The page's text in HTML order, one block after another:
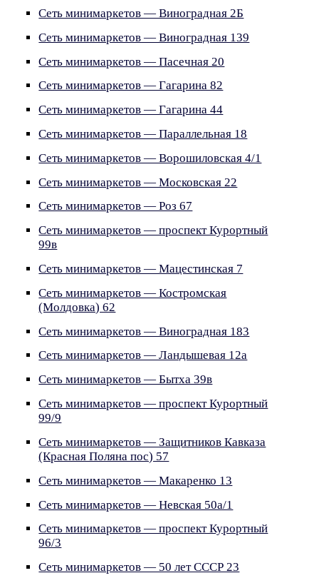
Сеть минимаркетов — Виноградная 2Б
Сеть минимаркетов — Виноградная 139
Сеть минимаркетов — Пасечная 20
Сеть минимаркетов — Гагарина 82
Сеть минимаркетов — Гагарина 44
Сеть минимаркетов — Параллельная 18
Сеть минимаркетов — Ворошиловская 4/1
Сеть минимаркетов — Московская 22
Сеть минимаркетов — Роз 67
Сеть минимаркетов — проспект Курортный
99в
Сеть минимаркетов — Мацестинская 7
Сеть минимаркетов — Костромская
(Молдовка) 62
Сеть минимаркетов — Виноградная 183
Сеть минимаркетов — Ландышевая 12а
Сеть минимаркетов — Бытха 39в
Сеть минимаркетов — проспект Курортный
99/9
Сеть минимаркетов — Защитников Кавказа
(Красная Поляна пос) 57
Сеть минимаркетов — Макаренко 13
Сеть минимаркетов — Невская 50а/1
Сеть минимаркетов — проспект Курортный
96/3
Сеть минимаркетов — 50 лет СССР 23